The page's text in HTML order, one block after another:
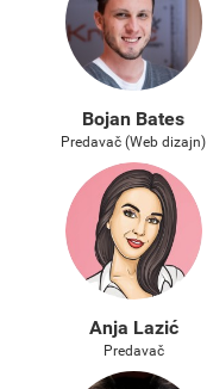
Bojan Bates
Predavač (Web dizajn)
Anja Lazić
Predavač